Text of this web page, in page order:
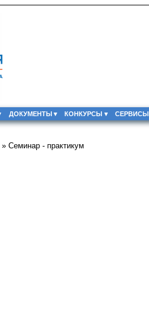
ДОКУМЕНТЫ КОНКУРСЫ СЕРВИСЫ
» Семинар - практикум